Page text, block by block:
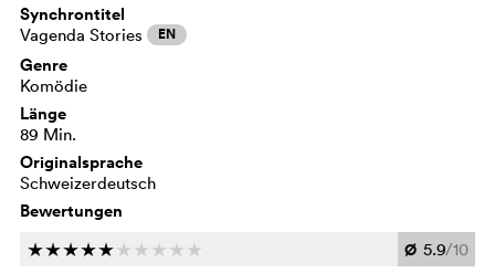
Synchrontitel
Vagenda Stories EN
Genre
Komödie
Länge
89 Min.
Originalsprache
Schweizerdeutsch
Bewertungen
ccccc c c c c c Ø 5.9/10